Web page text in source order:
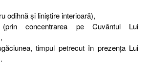
odihnă şi liniştire interioară),
(prin concentrarea pe Cuvântul Lui
timpul petrecut în prezenţa Lui